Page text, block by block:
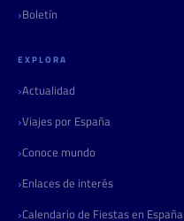
Boletín
EXPLORA
Actualidad
Viajes por España
Conoce mundo
Enlaces de interés
Calendario de Fiestas en España